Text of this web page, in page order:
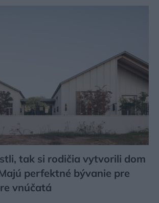
tak si rodičia vytvorili dom
perfektné bývanie pre
vnúčatá